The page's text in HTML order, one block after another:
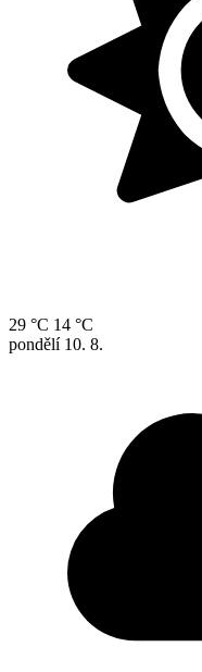
29 °C 14 °C
pondělí 10. 8.